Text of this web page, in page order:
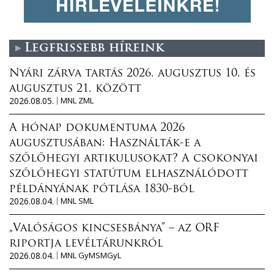
Legfrissebb híreink
Nyári zárva tartás 2026. augusztus 10. és
augusztus 21. között
2026.08.05.
MNL ZML
A hónap dokumentuma 2026
augusztusában: Használták-e a
szőlőhegyi artikulusokat? A csokonyai
szőlőhegyi statútum elhasználódott
példányának pótlása 1830-ból
2026.08.04.
MNL SML
„Valóságos kincsesbánya” – az ORF
riportja levéltárunkról
2026.08.04.
MNL GyMSMGyL